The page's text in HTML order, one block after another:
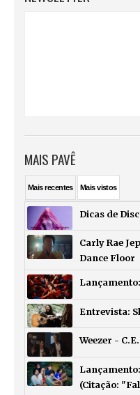
MAIS PAVÊ
Maisrecentes Maisvistos
Dicas de
Carly Rae
Dance Floor
Entrevista:
Weezer -
(Citação: